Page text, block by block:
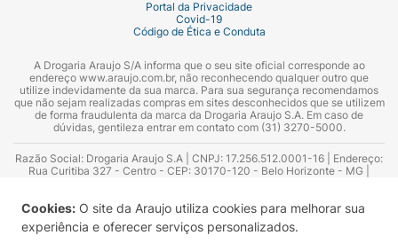
Cookies: O site da Araujo utiliza cookies para melhorar sua
experiência e oferecer serviços personalizados.
Portal da Privacidade
Covid-19
Código de Ética e Conduta
A Drogaria Araujo S/A informa que o seu site oficial corresponde ao
endereço www.araujo.com.br, não reconhecendo qualquer outro que
utilize indevidamente da sua marca. Para sua segurança recomendamos
que não sejam realizadas compras em sites desconhecidos que se utilizem
de forma fraudulenta da marca da Drogaria Araujo S.A. Em caso de
dúvidas, gentileza entrar em contato com (31) 3270-5000.
Razão Social: Drogaria Araujo S.A | CNPJ: 17.256.512.0001-16 | Endereço:
Rua Curitiba 327 - Centro - CEP: 30170-120 - Belo Horizonte - MG |
Azevedo Guimarães – CRF 10.965 | Yasmin Silva Alvarenga – CRF 52.584 -
Consultor substituto: Thiago Aguiar Pinheiro - CRF Nº 13.748. Alvará
Sanitário: 2025020713 | Autorização de Funcionamento da Empresa (AFE):